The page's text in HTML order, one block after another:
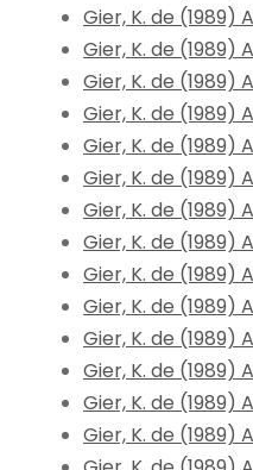
Gier, K. de (1989)
Gier, K. de (1989)
Gier, K. de (1989)
Gier, K. de (1989)
Gier, K. de (1989)
Gier, K. de (1989)
Gier, K. de (1989)
Gier, K. de (1989)
Gier, K. de (1989)
Gier, K. de (1989)
Gier, K. de (1989)
Gier, K. de (1989)
Gier, K. de (1989)
Gier, K. de (1989)